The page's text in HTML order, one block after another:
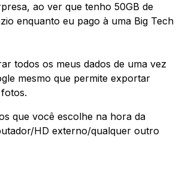
ao ver que tenho 50GB de
enquanto eu pago à uma Big Tech
todos os meus dados de uma vez
mesmo que permite exportar
que você escolhe na hora da
HD externo/qualquer outro